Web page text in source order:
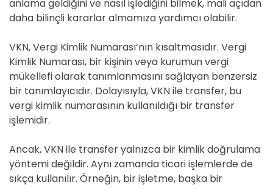
anlama geldiğini ve nasıl işlediğini bilmek, mali açıdan
daha bilinçli kararlar almamıza yardımcı olabilir.
VKN, Vergi Kimlik Numarası’nın kısaltmasıdır. Vergi
Kimlik Numarası, bir kişinin veya kurumun vergi
mükellefi olarak tanımlanmasını sağlayan benzersiz
bir tanımlayıcıdır. Dolayısıyla, VKN ile transfer, bu
vergi kimlik numarasının kullanıldığı bir transfer
işlemidir.
Ancak, VKN ile transfer yalnızca bir kimlik doğrulama
yöntemi değildir. Aynı zamanda ticari işlemlerde de
sıkça kullanılır. Örneğin, bir işletme, başka bir